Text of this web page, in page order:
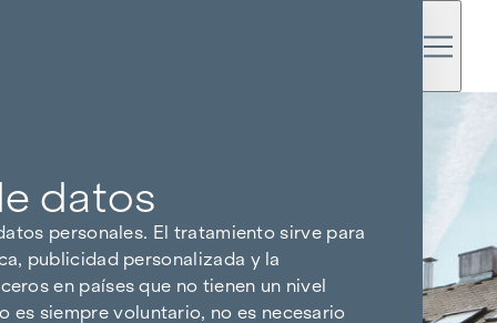
datos
personales. El tratamiento sirve para
publicidad personalizada y la
en países que no tienen un nivel
es siempre voluntario, no es necesario